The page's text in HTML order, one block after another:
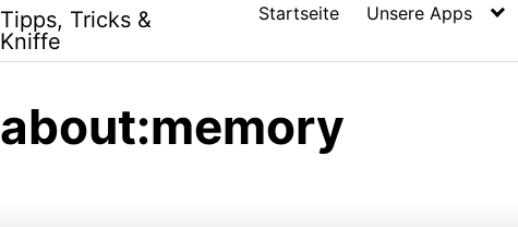
Tipps, Tricks &
Kniffe
Startseite Unsere Apps
about:memory